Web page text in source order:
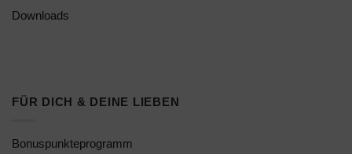
Downloads
FÜR DICH & DEINE LIEBEN
Bonuspunkteprogramm